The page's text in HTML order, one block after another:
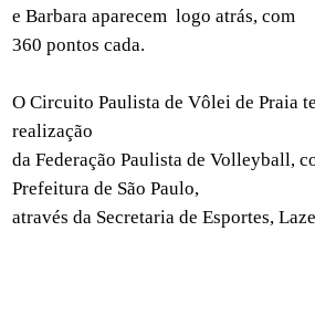
e Barbara aparecem logo atrás, com
360 pontos cada.
O Circuito Paulista de Vôlei de Praia
realização
da Federação Paulista de Volleyball,
Prefeitura de São Paulo,
através da Secretaria de Esportes,